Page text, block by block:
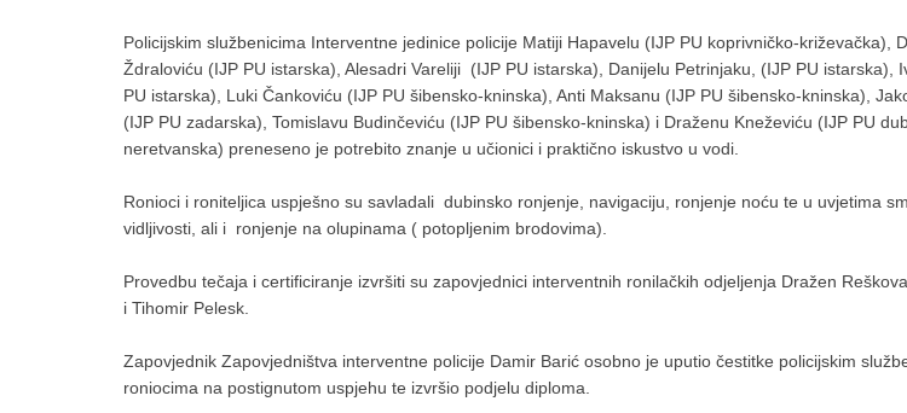
Policijskim službenicima Interventne jedinice policije Matiji Hapavelu (IJP PU koprivničko-križevačka),
Ždraloviću (IJP PU istarska), Alesadri Vareliji (IJP PU istarska), Danijelu Petrinjaku, (IJP PU istarska),
PU istarska), Luki Čankoviću (IJP PU šibensko-kninska), Anti Maksanu (IJP PU šibensko-kninska),
(IJP PU zadarska), Tomislavu Budinčeviću (IJP PU šibensko-kninska) i Draženu Kneževiću (IJP PU
neretvanska) preneseno je potrebito znanje u učionici i praktično iskustvo u vodi.
Ronioci i roniteljica uspješno su savladali dubinsko ronjenje, navigaciju, ronjenje noću te u uvjetima
vidljivosti, ali i ronjenje na olupinama ( potopljenim brodovima).
Provedbu tečaja i certificiranje izvršiti su zapovjednici interventnih ronilačkih odjeljenja Dražen
i Tihomir Pelesk.
Zapovjednik Zapovjedništva interventne policije Damir Barić osobno je uputio čestitke policijskim
roniocima na postignutom uspjehu te izvršio podjelu diploma.